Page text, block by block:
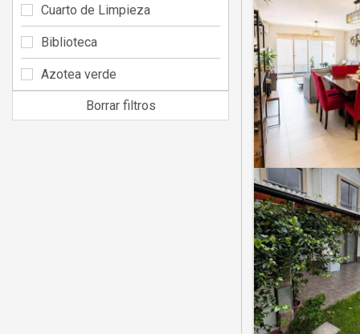
Cuarto de Limpieza
Biblioteca
Azotea verde
Borrar filtros